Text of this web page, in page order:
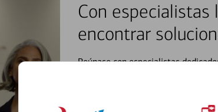
Con especialistas
encontrar
Reúnase con especialistas
orientación que necesita, en
personales, hasta el ahorro para
inicio o crecimiento de su negocio,